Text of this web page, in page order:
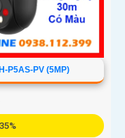
P5AS-PV (5MP)